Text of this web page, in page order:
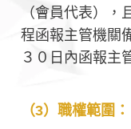
（會員代表）
程函報主管機關
３０日內函報主
（3）職權範圍：